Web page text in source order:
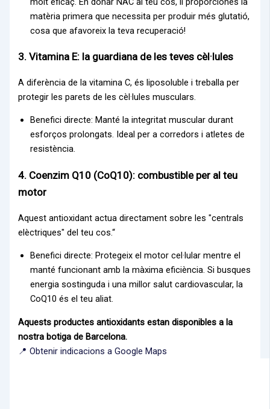
matèria primera que necessita per produir més glutatió,
cosa que afavoreix la teva recuperació!
3. Vitamina E: la guardiana de les teves cèl·lules
A diferència de la vitamina C, és liposoluble i treballa per
protegir les parets de les cèl·lules musculars.
Benefici directe: Manté la integritat muscular durant
esforços prolongats. Ideal per a corredors i atletes de
resistència.
4. Coenzim Q10 (CoQ10): combustible per al teu
motor
Aquest antioxidant actua directament sobre les "centrals
elèctriques" del teu cos.“
Benefici directe: Protegeix el motor cel·lular mentre el
manté funcionant amb la màxima eficiència. Si busques
energia sostinguda i una millor salut cardiovascular, la
CoQ10 és el teu aliat.
Aquests productes antioxidants estan disponibles a la
nostra botiga de Barcelona.
📍 Obtenir indicacions a Google Maps